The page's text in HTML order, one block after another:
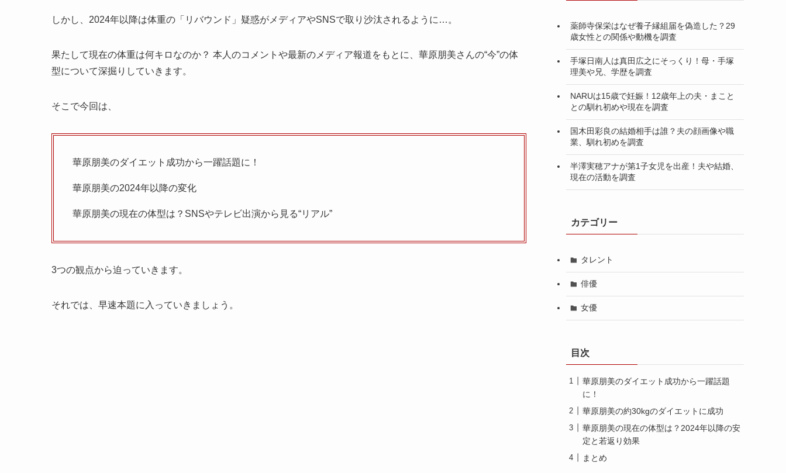
しかし、2024年以降は体重の「リバウンド」疑惑がメディアやSNSで取り沙汰されるように…。
果たして現在の体重は何キロなのか？ 本人のコメントや最新のメディア報道をもとに、華原朋美さんの“今”の体
型について深掘りしていきます。
そこで今回は、
華原朋美のダイエット成功から一躍話題に！
華原朋美の2024年以降の変化
華原朋美の現在の体型は？SNSやテレビ出演から見る“リアル”
3つの観点から迫っていきます。
それでは、早速本題に入っていきましょう。
薬師寺保栄はなぜ養子縁組届を偽造した？29
歳女性との関係や動機を調査
手塚日南人は真田広之にそっくり！母・手塚
理美や兄、学歴を調査
NARUは15歳で妊娠！12歳年上の夫・まこと
との馴れ初めや現在を調査
国木田彩良の結婚相手は誰？夫の顔画像や職
業、馴れ初めを調査
半澤実穂アナが第1子女児を出産！夫や結婚、
現在の活動を調査
カテゴリー
タレント
俳優
女優
目次
華原朋美のダイエット成功から一躍話題
に！
華原朋美の約30kgのダイエットに成功
華原朋美の現在の体型は？2024年以降の安
定と若返り効果
まとめ